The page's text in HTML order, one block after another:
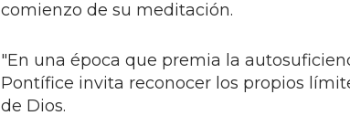
comienzo de su meditación.
"En una época que premia la
Pontífice invita reconocer los propios
de Dios.